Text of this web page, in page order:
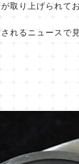
取り上げられて
れるニュースで